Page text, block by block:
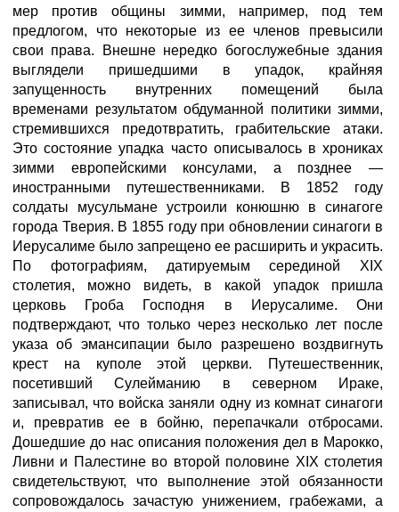
мер против общины зимми, например, под тем
предлогом, что некоторые из ее членов превысили
свои права. Внешне нередко богослужебные здания
выглядели пришедшими в упадок, крайняя
запущенность внутренних помещений была
временами результатом обдуманной политики зимми,
стремившихся предотвратить, грабительские атаки.
Это состояние упадка часто описывалось в хрониках
зимми европейскими консулами, а позднее —
иностранными путешественниками. В 1852 году
солдаты мусульмане устроили конюшню в синагоге
города Тверия. В 1855 году при обновлении синагоги в
Иерусалиме было запрещено ее расширить и украсить.
По фотографиям, датируемым серединой XIX
столетия, можно видеть, в какой упадок пришла
церковь Гроба Господня в Иерусалиме. Они
подтверждают, что только через несколько лет после
указа об эмансипации было разрешено воздвигнуть
крест на куполе этой церкви. Путешественник,
посетивший Сулейманию в северном Ираке,
записывал, что войска заняли одну из комнат синагоги
и, превратив ее в бойню, перепачкали отбросами.
Дошедшие до нас описания положения дел в Марокко,
Ливни и Палестине во второй половине XIX столетия
свидетельствуют, что выполнение этой обязанности
сопровождалось зачастую унижением, грабежами, а